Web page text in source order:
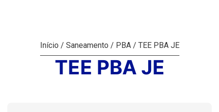
Início / Saneamento / PBA/ TEE PBA JE
TEE PBA JE